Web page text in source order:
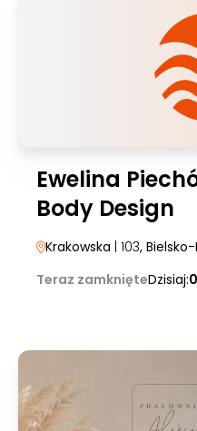
Ewelina
Body Design
Krakowska | 103, Bielsko-
Teraz zamknięteDzisiaj: